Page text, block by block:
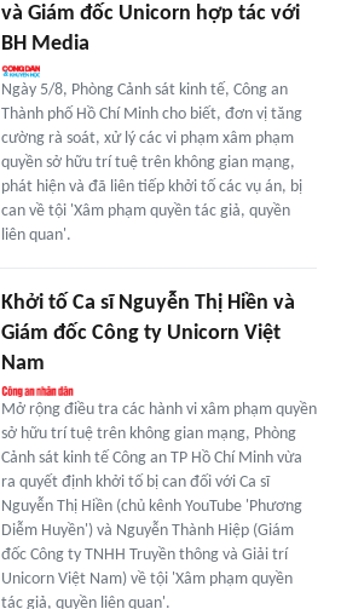
và Giám đốc Unicorn hợp tác với
BH Media
Ngày 5/8, Phòng Cảnh sát kinh tế, Công an
Thành phố Hồ Chí Minh cho biết, đơn vị tăng
cường rà soát, xử lý các vi phạm xâm phạm
quyền sở hữu trí tuệ trên không gian mạng,
phát hiện và đã liên tiếp khởi tố các vụ án, bị
can về tội 'Xâm phạm quyền tác giả, quyền
liên quan'.
Khởi tố Ca sĩ Nguyễn Thị Hiền và
Giám đốc Công ty Unicorn Việt
Nam
Mở rộng điều tra các hành vi xâm phạm quyền
sở hữu trí tuệ trên không gian mạng, Phòng
Cảnh sát kinh tế Công an TP Hồ Chí Minh vừa
ra quyết định khởi tố bị can đối với Ca sĩ
Nguyễn Thị Hiền (chủ kênh YouTube 'Phương
Diễm Huyền') và Nguyễn Thành Hiệp (Giám
đốc Công ty TNHH Truyền thông và Giải trí
Unicorn Việt Nam) về tội 'Xâm phạm quyền
tác giả, quyền liên quan'.